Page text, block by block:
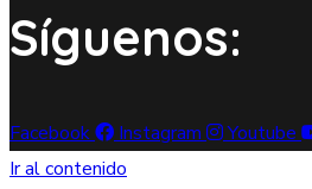
Síguenos:
Facebook Instagram Youtube
Ir al contenido